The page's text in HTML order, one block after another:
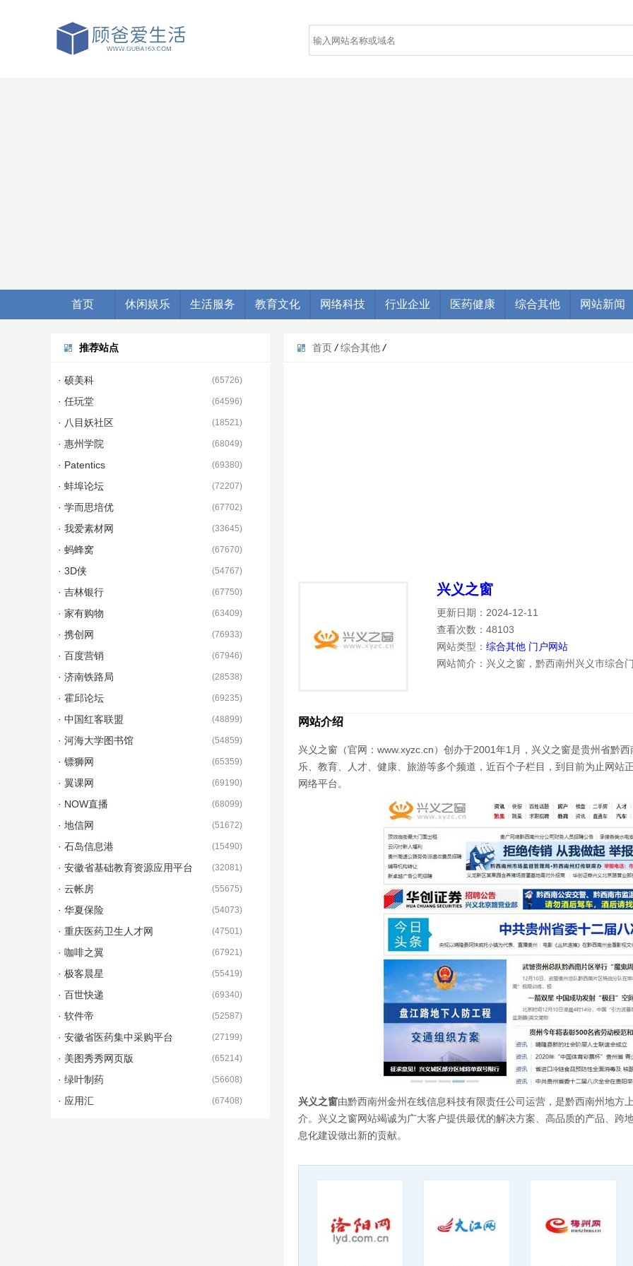
首页 休闲娱乐 生活服务 教育文化 网络科技 行业企业 医药健康 综合其他 网站新闻
首页 / 综合其他 /
兴义之窗
更新日期：2024-12-11
查看次数：48103
网站类型： 综合其他 门户网站
网站简介：兴义之窗，黔西南州兴义市综合
网站介绍
兴义之窗（官网：www.xyzc.cn）创办于2001年1月，兴义之窗是贵州省黔
乐、教育、人才、健康、旅游等多个频道，近百个子栏目，到目前为止网
网络平台。
兴义之窗由黔西南州金州在线信息科技有限责任公司运营，是黔西南州地方
介。兴义之窗网站竭诚为广大客户提供最优的解决方案、高品质的产品、跨
息化建设做出新的贡献。
推荐站点
· 硕美科 (65726)
· 任玩堂 (64596)
· 八目妖社区 (18521)
· 惠州学院 (68049)
· Patentics (69380)
· 蚌埠论坛 (72207)
· 学而思培优 (67702)
· 我爱素材网 (33645)
· 蚂蜂窝 (67670)
· 3D侠 (54767)
· 吉林银行 (67750)
· 家有购物 (63409)
· 携创网 (76933)
· 百度营销 (67946)
· 济南铁路局 (28538)
· 霍邱论坛 (69235)
· 中国红客联盟 (48899)
· 河海大学图书馆 (54859)
· 镖狮网 (65359)
· 翼课网 (69190)
· NOW直播 (68099)
· 地信网 (51672)
· 石岛信息港 (15490)
· 安徽省基础教育资源应用平台 (32081)
· 云帐房 (55675)
· 华夏保险 (54073)
· 重庆医药卫生人才网 (47501)
· 咖啡之翼 (67921)
· 极客晨星 (55419)
· 百世快递 (69340)
· 软件帝 (52587)
· 安徽省医药集中采购平台 (27199)
· 美图秀秀网页版 (65214)
· 绿叶制药 (56608)
· 应用汇 (67408)